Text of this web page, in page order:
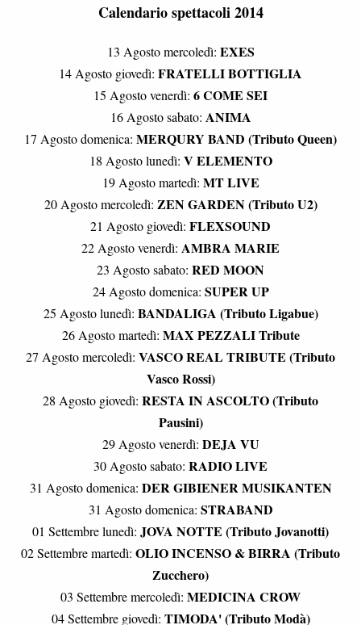
Calendario spettacoli 2014
13 Agosto mercoledì: EXES
14 Agosto giovedì: FRATELLI BOTTIGLIA
15 Agosto venerdì: 6 COME SEI
16 Agosto sabato: ANIMA
17 Agosto domenica: MERQURY BAND (Tributo Queen)
18 Agosto lunedì: V ELEMENTO
19 Agosto martedì: MT LIVE
20 Agosto mercoledì: ZEN GARDEN (Tributo U2)
21 Agosto giovedì: FLEXSOUND
22 Agosto venerdì: AMBRA MARIE
23 Agosto sabato: RED MOON
24 Agosto domenica: SUPER UP
25 Agosto lunedì: BANDALIGA (Tributo Ligabue)
26 Agosto martedì: MAX PEZZALI Tribute
27 Agosto mercoledì: VASCO REAL TRIBUTE (Tributo
Vasco Rossi)
28 Agosto giovedì: RESTA IN ASCOLTO (Tributo
Pausini)
29 Agosto venerdì: DEJA VU
30 Agosto sabato: RADIO LIVE
31 Agosto domenica: DER GIBIENER MUSIKANTEN
31 Agosto domenica: STRABAND
01 Settembre lunedì: JOVA NOTTE (Tributo Jovanotti)
02 Settembre martedì: OLIO INCENSO & BIRRA (Tributo
Zucchero)
03 Settembre mercoledì: MEDICINA CROW
04 Settembre giovedì: TIMODA' (Tributo Modà)